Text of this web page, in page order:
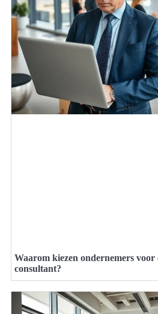
Waarom kiezen ondernemers voor
consultant?